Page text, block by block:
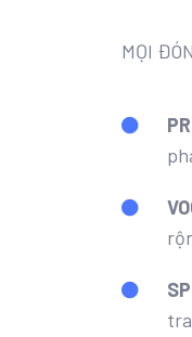
MỌI